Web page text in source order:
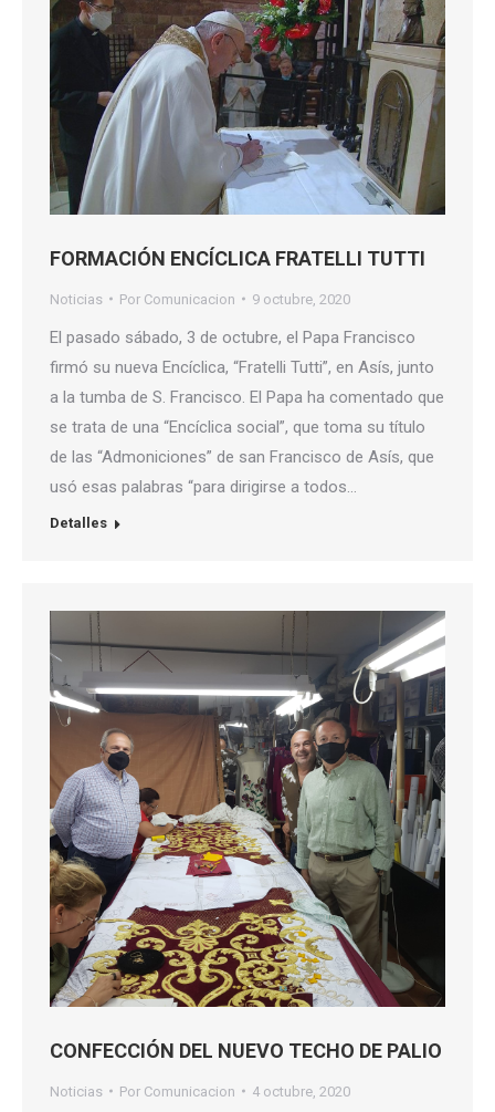
FORMACIÓN ENCÍCLICA FRATELLI TUTTI
Noticias Por Comunicacion 9 octubre, 2020
El pasado sábado, 3 de octubre, el Papa Francisco
firmó su nueva Encíclica, “Fratelli Tutti”, en Asís, junto
a la tumba de S. Francisco. El Papa ha comentado que
se trata de una “Encíclica social”, que toma su título
de las “Admoniciones” de san Francisco de Asís, que
usó esas palabras “para dirigirse a todos…
Detalles
CONFECCIÓN DEL NUEVO TECHO DE PALIO
Noticias Por Comunicacion 4 octubre, 2020